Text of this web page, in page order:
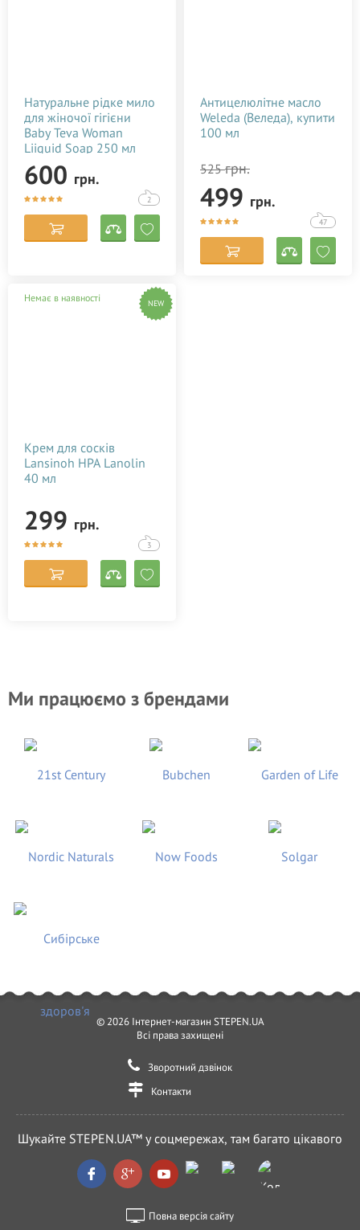
Натуральне рідке мило
для жіночої гігієни
Baby Teva Woman
Liiquid Soap 250 мл
600 грн.
2
Антицелюлітне масло
Weleda (Веледа), купити
100 мл
525грн.
499 грн.
47
Немає в наявності NEW
Крем для сосків
Lansinoh HPA Lanolin
40 мл
299 грн.
3
Ми працюємо з брендами
© 2026 Інтернет-магазин STEPEN.UA
Всі права захищені
Зворотний дзвінок
Контакти
Шукайте STEPEN.UA™ у соцмережах, там багато цікавого
Повна версія сайту